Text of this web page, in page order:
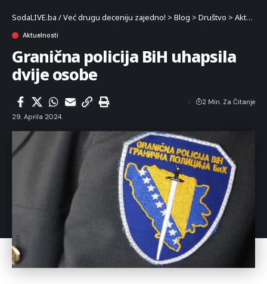
SodaLIVE.ba / Već drugu deceniju zajedno! > Blog > Društvo > Aktuelnosti
Aktuelnosti
Granična policija BiH uhapsila
dvije osobe
29. Aprila 2024.
2 Min. Za Čitanje